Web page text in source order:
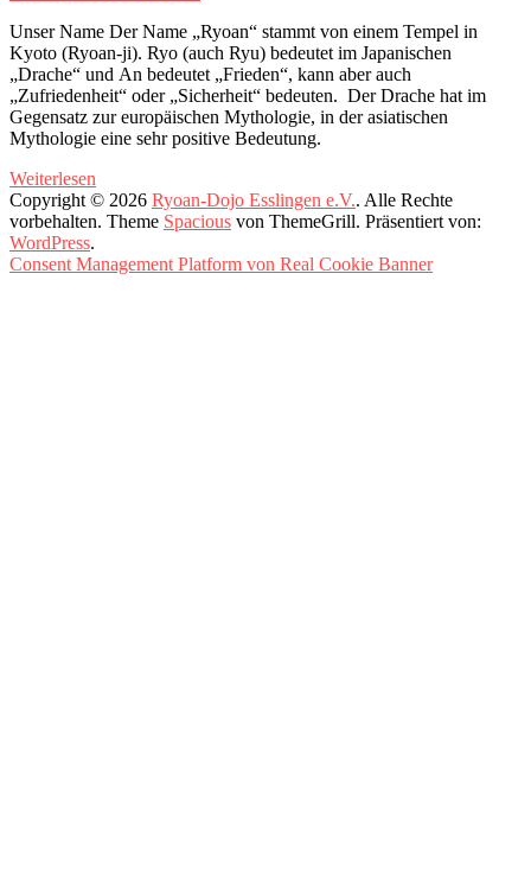
Unser Name Der Name „Ryoan“ stammt von einem Tempel in
Kyoto (Ryoan-ji). Ryo (auch Ryu) bedeutet im Japanischen
„Drache“ und An bedeutet „Frieden“, kann aber auch
„Zufriedenheit“ oder „Sicherheit“ bedeuten. Der Drache hat im
Gegensatz zur europäischen Mythologie, in der asiatischen
Mythologie eine sehr positive Bedeutung.
Weiterlesen
Copyright © 2026 Ryoan-Dojo Esslingen e.V.. Alle Rechte
vorbehalten. Theme Spacious von ThemeGrill. Präsentiert von:
WordPress.
Consent Management Platform von Real Cookie Banner